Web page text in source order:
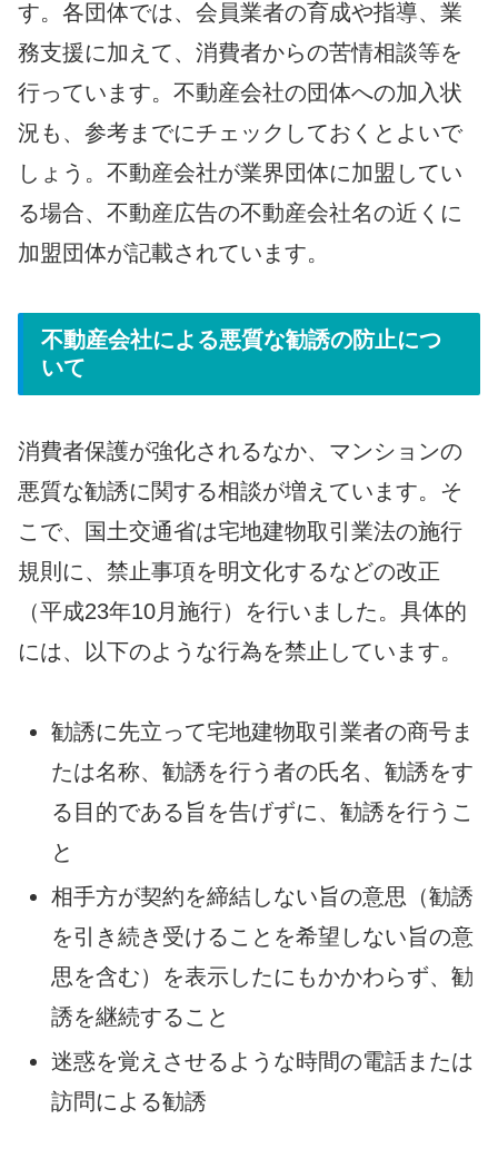
す。各団体では、会員業者の育成や指導、業
務支援に加えて、消費者からの苦情相談等を
行っています。不動産会社の団体への加入状
況も、参考までにチェックしておくとよいで
しょう。不動産会社が業界団体に加盟してい
る場合、不動産広告の不動産会社名の近くに
加盟団体が記載されています。
不動産会社による悪質な勧誘の防止につ
いて
消費者保護が強化されるなか、マンションの
悪質な勧誘に関する相談が増えています。そ
こで、国土交通省は宅地建物取引業法の施行
規則に、禁止事項を明文化するなどの改正
（平成23年10月施行）を行いました。具体的
には、以下のような行為を禁止しています。
勧誘に先立って宅地建物取引業者の商号ま
たは名称、勧誘を行う者の氏名、勧誘をす
る目的である旨を告げずに、勧誘を行うこ
と
相手方が契約を締結しない旨の意思（勧誘
を引き続き受けることを希望しない旨の意
思を含む）を表示したにもかかわらず、勧
誘を継続すること
迷惑を覚えさせるような時間の電話または
訪問による勧誘